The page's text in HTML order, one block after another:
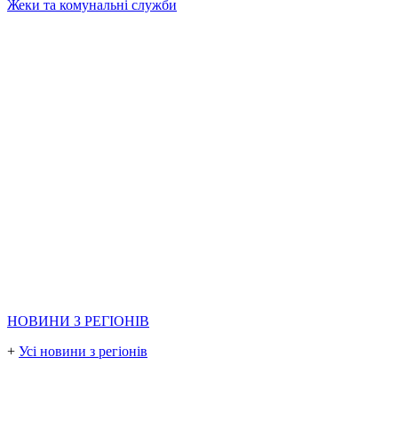
Жеки та комунальні служби
НОВИНИ З РЕГІОНІВ
+ Усі новини з регіонів